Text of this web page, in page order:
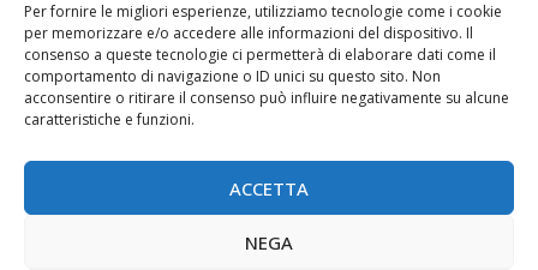
Per fornire le migliori esperienze, utilizziamo tecnologie come i cookie
per memorizzare e/o accedere alle informazioni del dispositivo. Il
consenso a queste tecnologie ci permetterà di elaborare dati come il
comportamento di navigazione o ID unici su questo sito. Non
acconsentire o ritirare il consenso può influire negativamente su alcune
caratteristiche e funzioni.
ACCETTA
NEGA
26 Luglio 2025
5
4 Luglio 2025